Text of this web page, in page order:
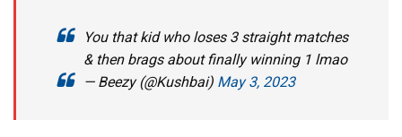
You that kid who loses 3 straight matches
& then brags about finally winning 1 lmao
— Beezy (@Kushbai) May 3, 2023